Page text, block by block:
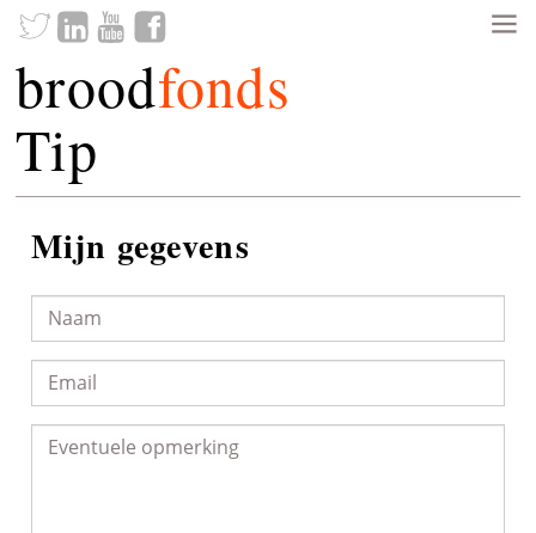
broodfonds
Tip
Mijn gegevens